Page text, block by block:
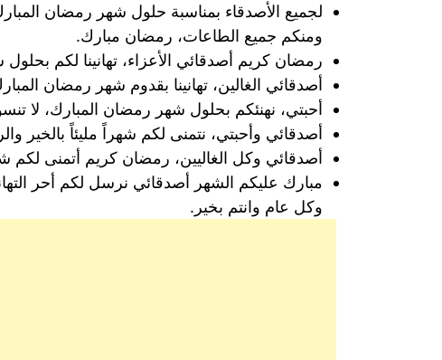
لجميع الأصدقاء بمناسبة حلول شهر رمضان
ومنكم جميع الطاعات، رمضان مبارك.
رمضان كريم أصدقائي الأعزاء، تهانينا لكم
أصدقائي الغالين، تهانينا بقدوم شهر رمضان
أحبتي، نهنئكم بحلول شهر رمضان المبارك، لا
أصدقائي وأحبتي، نتمنى لكم شهراً مليئاً بالخير
أصدقائي وكل الغاليين، رمضان كريم أتمنى لكم
مبارك عليكم الشهر أصدقائي نرسل لكم أحر
وكل عام وانتم بخير.